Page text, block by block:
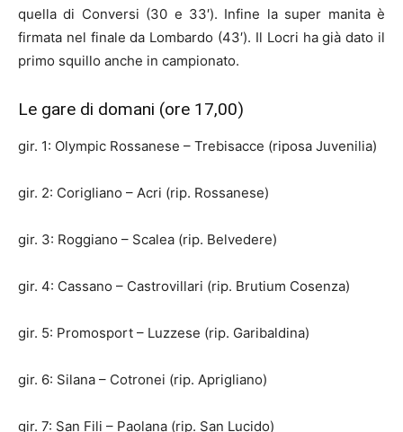
quella di Conversi (30 e 33′). Infine la super manita è
firmata nel finale da Lombardo (43′). Il Locri ha già dato il
primo squillo anche in campionato.
Le gare di domani (ore 17,00)
gir. 1: Olympic Rossanese – Trebisacce (riposa Juvenilia)
gir. 2: Corigliano – Acri (rip. Rossanese)
gir. 3: Roggiano – Scalea (rip. Belvedere)
gir. 4: Cassano – Castrovillari (rip. Brutium Cosenza)
gir. 5: Promosport – Luzzese (rip. Garibaldina)
gir. 6: Silana – Cotronei (rip. Aprigliano)
gir. 7: San Fili – Paolana (rip. San Lucido)